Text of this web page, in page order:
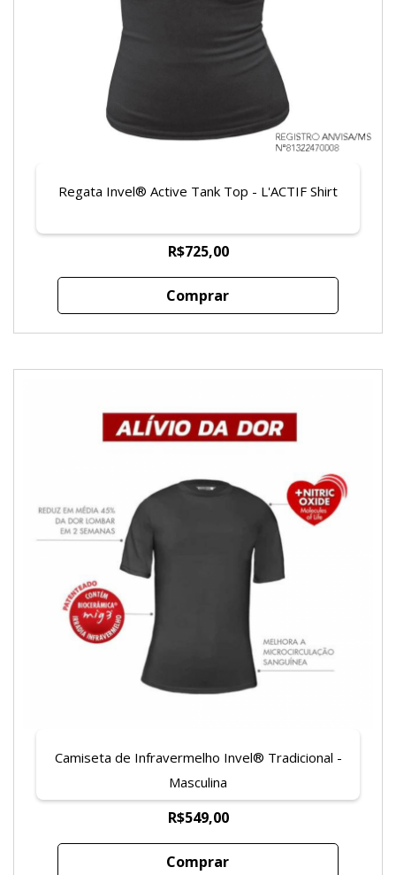
Regata Invel® Active Tank Top - L'ACTIF Shirt
R$725,00
Comprar
Camiseta de Infravermelho Invel® Tradicional -
Masculina
R$549,00
Comprar